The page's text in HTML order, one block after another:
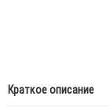
Краткое описание